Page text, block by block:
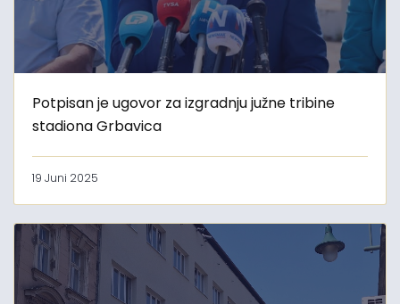
Potpisan je ugovor za izgradnju južne tribine
stadiona Grbavica
19 Juni 2025